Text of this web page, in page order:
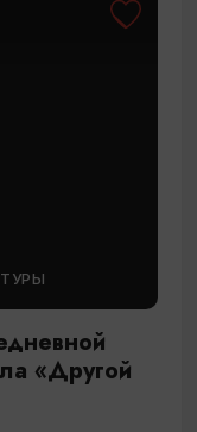
«Другой